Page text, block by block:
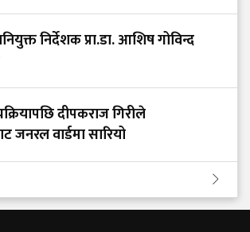
निर्देशक प्रा.डा. आशिष गोविन्द
दीपकराज गिरीले
वार्डमा सारियो